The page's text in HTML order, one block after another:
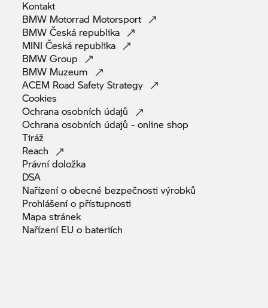
Kontakt
BMW Motorrad Motorsport
BMW Česká republika
MINI Česká republika
BMWGroup
BMW Muzeum
ACEM Road SafetyStrategy
Cookies
Ochrana osobních údajů
Ochrana osobních údajů - onlineshop
Tiráž
Reach
Právnídoložka
DSA
Nařízení o obecné bezpečnostivýrobků
Prohlášení o přístupnosti
Mapastránek
Nařízení EU o bateriích